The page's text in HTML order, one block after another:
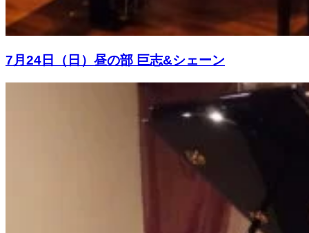
7月24日（日）昼の部 巨志&シェーン